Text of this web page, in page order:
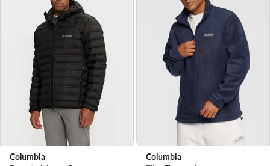
Columbia
Columbia